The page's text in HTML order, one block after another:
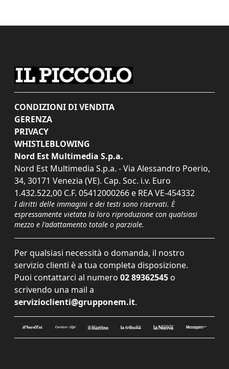
CONDIZIONI DI VENDITA
GERENZA
PRIVACY
WHISTLEBLOWING
Nord Est Multimedia S.p.a.
Nord Est Multimedia S.p.a. - Via Alessandro Poerio,
34, 30171 Venezia (VE). Cap. Soc. i.v. Euro
1.432.522,00 C.F. 05412000266 e REA VE-454332
I diritti delle immagini e dei testi sono riservati. È
espressamente vietata la loro riproduzione con qualsiasi
mezzo e l'adattamento totale o parziale.
Per qualsiasi necessità o domanda, il nostro
servizio clienti è a tua completa disposizione.
Puoi contattarci al numero 02 89362545 o
scrivendo una mail a
servizioclienti@grupponem.it.